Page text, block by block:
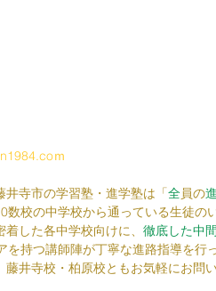
ｍ
井寺市の学習塾・進学塾は「全員の進
数校の中学校から通っている生徒の
した各中学校向けに、 徹底した中
を持つ講師陣が丁寧な進路指導を行
藤井寺校・柏原校ともお気軽にお問